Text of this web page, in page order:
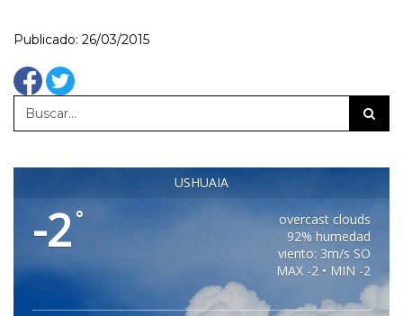
Publicado: 26/03/2015
USHUAIA
-2 °
overcast clouds
92% humedad
viento: 3m/s SO
MAX -2 • MIN -2